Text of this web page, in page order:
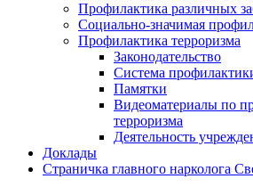
Профилактика различных
Социально-значимая
Профилактика терроризма
Законодательство
Система
Памятки
Видеоматериалы по
терроризма
Деятельность
Доклады
Страничка главного нарколога